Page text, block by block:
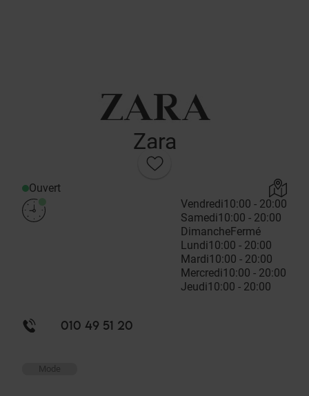
Zara
Ouvert
Vendredi10:00 - 20:00
Samedi10:00 - 20:00
DimancheFermé
Lundi10:00 - 20:00
Mardi10:00 - 20:00
Mercredi10:00 - 20:00
Jeudi10:00 - 20:00
010 49 51 20
Mode